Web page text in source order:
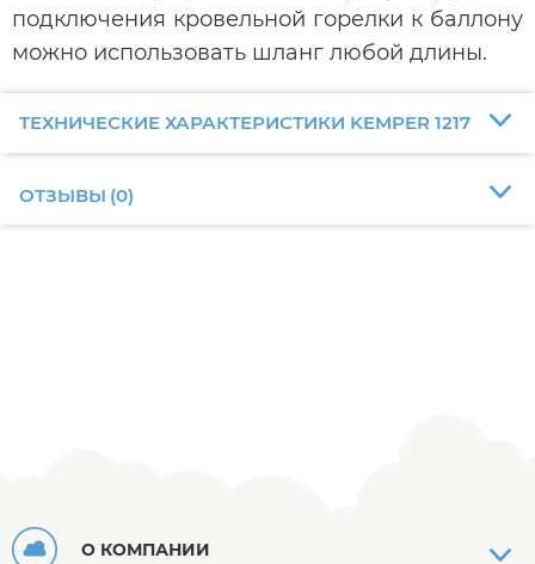
подключения кровельной горелки к баллону
можно использовать шланг любой длины.
ТЕХНИЧЕСКИЕ ХАРАКТЕРИСТИКИ KEMPER 1217
ОТЗЫВЫ (0)
О КОМПАНИИ